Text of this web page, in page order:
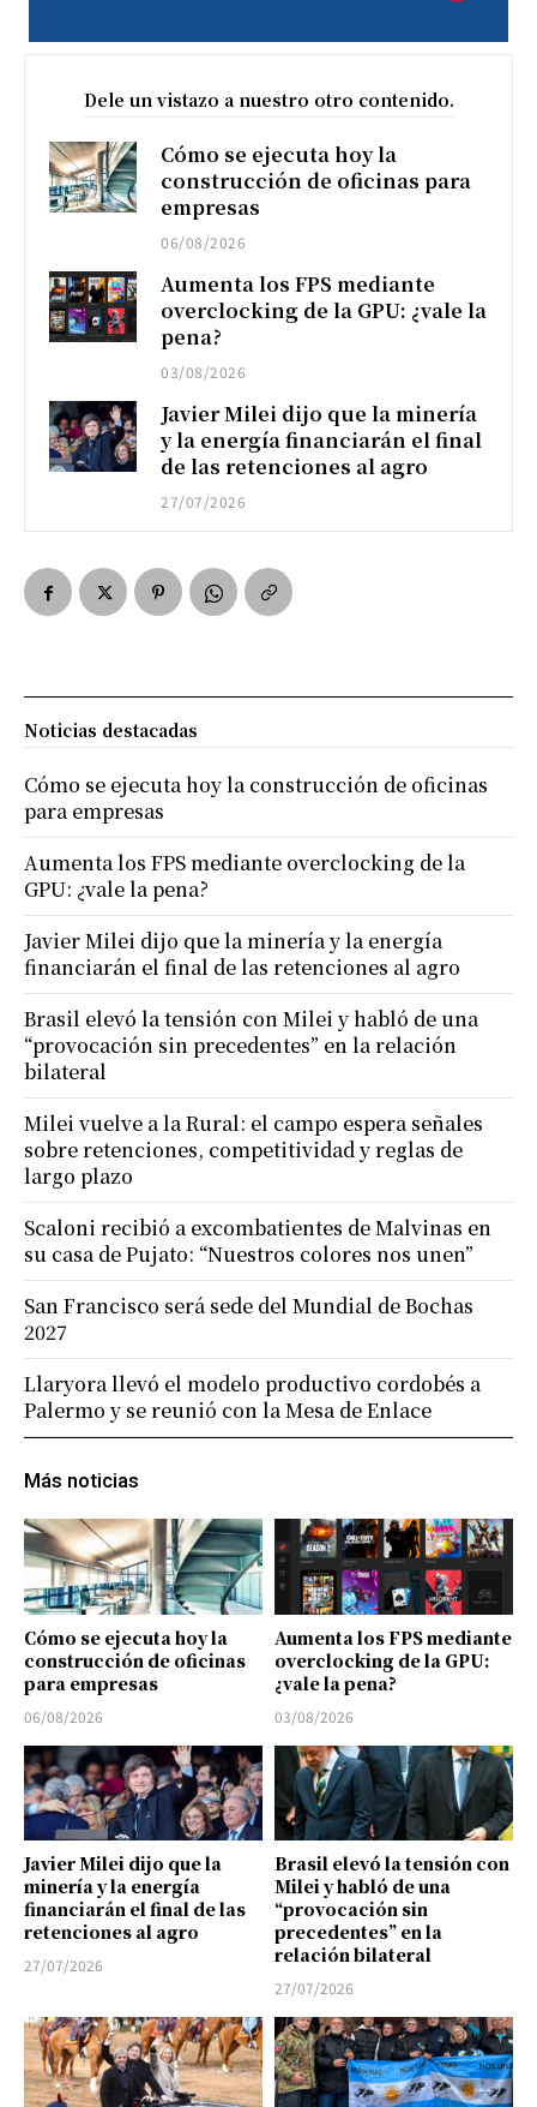
Dele un vistazo a nuestro otro contenido.
Cómo se ejecuta hoy la
construcción de oficinas para
empresas
06/08/2026
Aumenta los FPS mediante
overclocking de la GPU: ¿vale la
pena?
03/08/2026
Javier Milei dijo que la minería
y la energía financiarán el final
de las retenciones al agro
27/07/2026
Más noticias
Cómo se ejecuta hoy la
construcción de oficinas
para empresas
06/08/2026
Aumenta los FPS mediante
overclocking de la GPU:
¿vale la pena?
03/08/2026
Javier Milei dijo que la
minería y la energía
financiarán el final de las
retenciones al agro
27/07/2026
Brasil elevó la tensión con
Milei y habló de una
“provocación sin
precedentes” en la
relación bilateral
27/07/2026
Noticias destacadas
Cómo se ejecuta hoy la construcción de oficinas
para empresas
Aumenta los FPS mediante overclocking de la
GPU: ¿vale la pena?
Javier Milei dijo que la minería y la energía
financiarán el final de las retenciones al agro
Brasil elevó la tensión con Milei y habló de una
“provocación sin precedentes” en la relación
bilateral
Milei vuelve a la Rural: el campo espera señales
sobre retenciones, competitividad y reglas de
largo plazo
Scaloni recibió a excombatientes de Malvinas en
su casa de Pujato: “Nuestros colores nos unen”
San Francisco será sede del Mundial de Bochas
2027
Llaryora llevó el modelo productivo cordobés a
Palermo y se reunió con la Mesa de Enlace